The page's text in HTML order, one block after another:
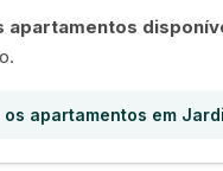
apartamentos
os apartamentos em